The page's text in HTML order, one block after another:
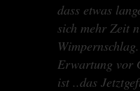
dass etwas
sich mehr Zeit
Erwartung vor
ist ..das